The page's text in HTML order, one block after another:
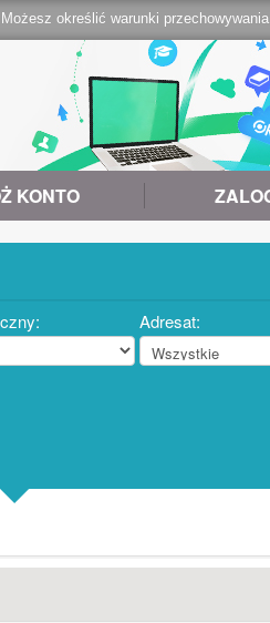
Możesz określić warunki
KONTO
Adresat: